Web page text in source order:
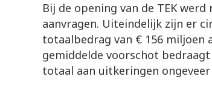
Bij de opening van de TEK
aanvragen. Uiteindelijk zijn er
totaalbedrag van € 156 miljoen
gemiddelde voorschot
totaal aan uitkeringen